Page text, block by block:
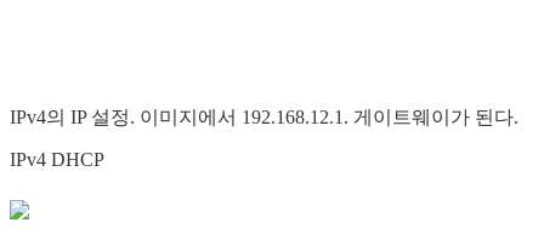
IPv4의 IP 설정. 이미지에서 192.168.12.1. 게이트웨이가 된다.
IPv4 DHCP